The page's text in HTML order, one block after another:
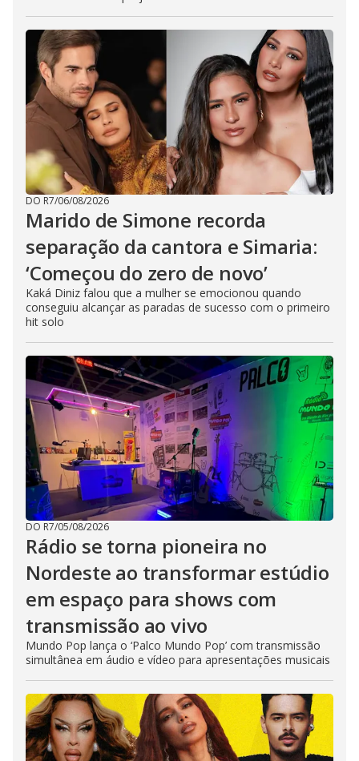
DO R7/06/08/2026
Marido de Simone recorda
separação da cantora e Simaria:
‘Começou do zero de novo’
Kaká Diniz falou que a mulher se emocionou quando
conseguiu alcançar as paradas de sucesso com o primeiro
hit solo
DO R7/05/08/2026
Rádio se torna pioneira no
Nordeste ao transformar estúdio
em espaço para shows com
transmissão ao vivo
Mundo Pop lança o ‘Palco Mundo Pop’ com transmissão
simultânea em áudio e vídeo para apresentações musicais